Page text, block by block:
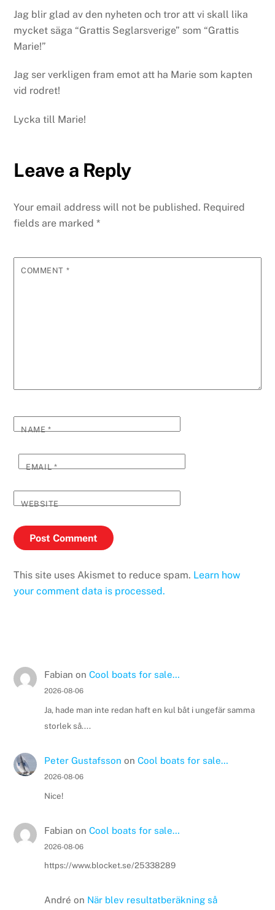
Jag blir glad av den nyheten och tror att vi skall lika
mycket säga “Grattis Seglarsverige” som “Grattis
Marie!”
Jag ser verkligen fram emot att ha Marie som kapten
vid rodret!
Lycka till Marie!
Leave a Reply
Your email address will not be published. Required
fields are marked*
COMMENT *
NAME*
EMAIL*
WEBSITE
This site uses Akismet to reduce spam. Learn how
your comment data is processed.
Fabian on Cool boats for sale…
2026-08-06
Ja, hade man inte redan haft en kul båt i ungefär samma
storlek så....
Peter Gustafsson on Cool boats for sale…
2026-08-06
Nice!
Fabian on Cool boats for sale…
2026-08-06
https://www.blocket.se/25338289
André on När blev resultatberäkning så